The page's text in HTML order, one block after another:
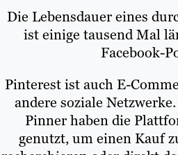
Die Lebensdauer eines
ist einige tausend Mal
Facebook-
Pinterest ist auch E-
andere soziale
Pinner haben die
genutzt, um einen Kauf